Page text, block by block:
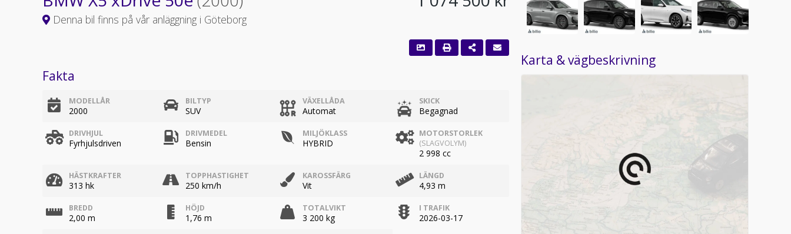
Denna bil finns på vår anläggning i Göteborg
Fakta
MODELLÅR
2000
BILTYP
SUV
VÄXELLÅDA
Automat
SKICK
Begagnad
DRIVHJUL
Fyrhjulsdriven
DRIVMEDEL
Bensin
MILJÖKLASS
HYBRID
MOTORSTORLEK
(SLAGVOLYM)
2 998 cc
HÄSTKRAFTER
313 hk
TOPPHASTIGHET
250 km/h
KAROSSFÄRG
Vit
LÄNGD
4,93 m
BREDD
2,00 m
HÖJD
1,76 m
TOTALVIKT
3 200 kg
I TRAFIK
2026-03-17
Karta & vägbeskrivning